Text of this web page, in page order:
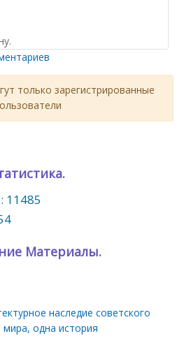
только зарегистрированные
11485
Материалы.
наследие советского
мира, одна история